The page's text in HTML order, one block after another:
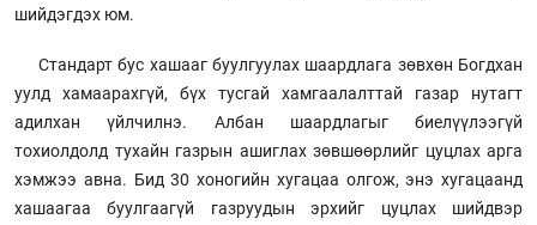
шийдэгдэх юм.
Стандарт бус хашааг буулгуулах шаардлага зөвхөн Богдхан
уулд хамаарахгүй, бүх тусгай хамгаалалттай газар нутагт
адилхан үйлчилнэ. Албан шаардлагыг биелүүлээгүй
тохиолдолд тухайн газрын ашиглах зөвшөөрлийг цуцлах арга
хэмжээ авна. Бид 30 хоногийн хугацаа олгож, энэ хугацаанд
хашаагаа буулгаагүй газруудын эрхийг цуцлах шийдвэр